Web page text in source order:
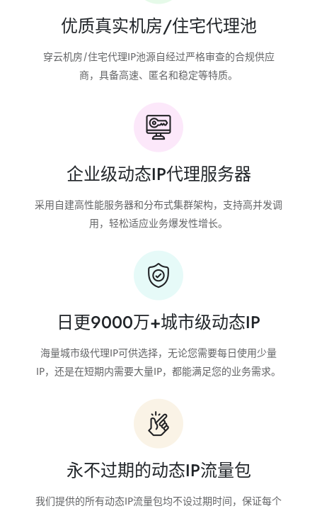
优质真实机房/住宅代理池
穿云机房/住宅代理IP池源自经过严格审查的合规供应
商，具备高速、匿名和稳定等特质。
企业级动态IP代理服务器
采用自建高性能服务器和分布式集群架构，支持高并发调
用，轻松适应业务爆发性增长。
日更9000万+城市级动态IP
海量城市级代理IP可供选择，无论您需要每日使用少量
IP，还是在短期内需要大量IP，都能满足您的业务需求。
永不过期的动态IP流量包
我们提供的所有动态IP流量包均不设过期时间，保证每个